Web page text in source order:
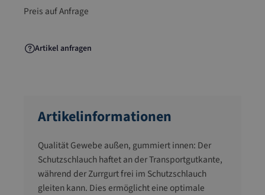
Preis auf Anfrage
Artikel anfragen
Artikelinformationen
Qualität Gewebe außen, gummiert innen: Der
Schutzschlauch haftet an der Transportgutkante,
während der Zurrgurt frei im Schutzschlauch
gleiten kann. Dies ermöglicht eine optimale